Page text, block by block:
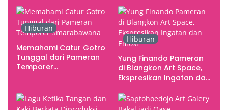
Hiburan
Memahami Catur Gotro
Tunggal dari Pameran
Temporer
Hiburan
Yung Finando Pameran
di Blangkon Art Space,
Ekspresikan Ingatan dan